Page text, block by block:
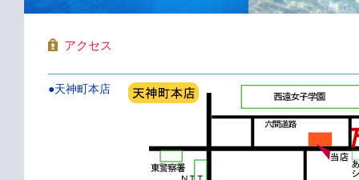
アクセス
●天神町本店